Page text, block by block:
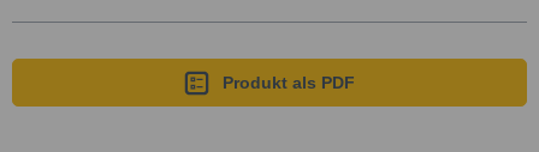
Produkt als PDF